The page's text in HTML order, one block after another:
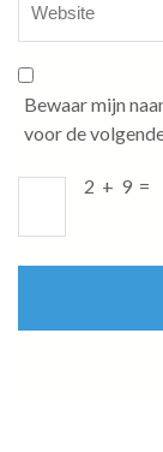
Bewaar mijn
voor de
2 + 9 =